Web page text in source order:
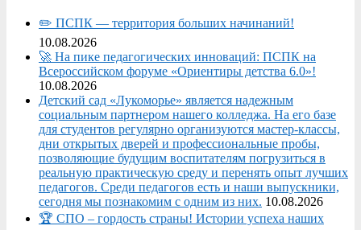
✏️ ПСПК — территория больших начинаний!
10.08.2026
🚀 На пике педагогических инноваций: ПСПК на
Всероссийском форуме «Ориентиры детства 6.0»!
10.08.2026
Детский сад «Лукоморье» является надежным
социальным партнером нашего колледжа. На его базе
для студентов регулярно организуются мастер-классы,
дни открытых дверей и профессиональные пробы,
позволяющие будущим воспитателям погрузиться в
реальную практическую среду и перенять опыт лучших
педагогов. Среди педагогов есть и наши выпускники,
сегодня мы познакомим с одним из них. 10.08.2026
🏆 СПО – гордость страны! Истории успеха наших